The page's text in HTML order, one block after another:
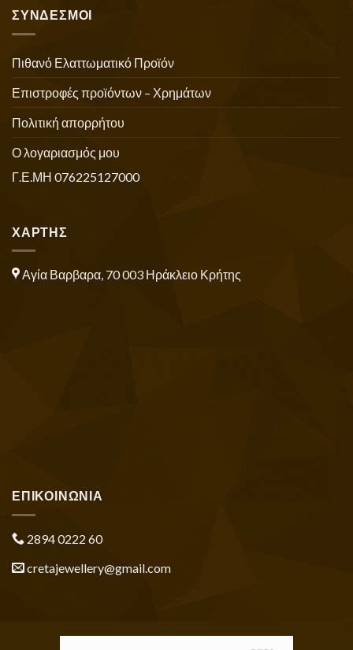
ΣΥΝΔΕΣΜΟΙ
Πιθανό Ελαττωματικό Προϊόν
Επιστροφές προϊόντων – Χρημάτων
Πολιτική απορρήτου
Ο λογαριασμός μου
Γ.Ε.ΜΗ 076225127000
ΧΑΡΤΗΣ
Αγία Βαρβαρα, 70 003 Ηράκλειο Κρήτης
ΕΠΙΚΟΙΝΩΝΙΑ
2894 0222 60
cretajewellery@gmail.com